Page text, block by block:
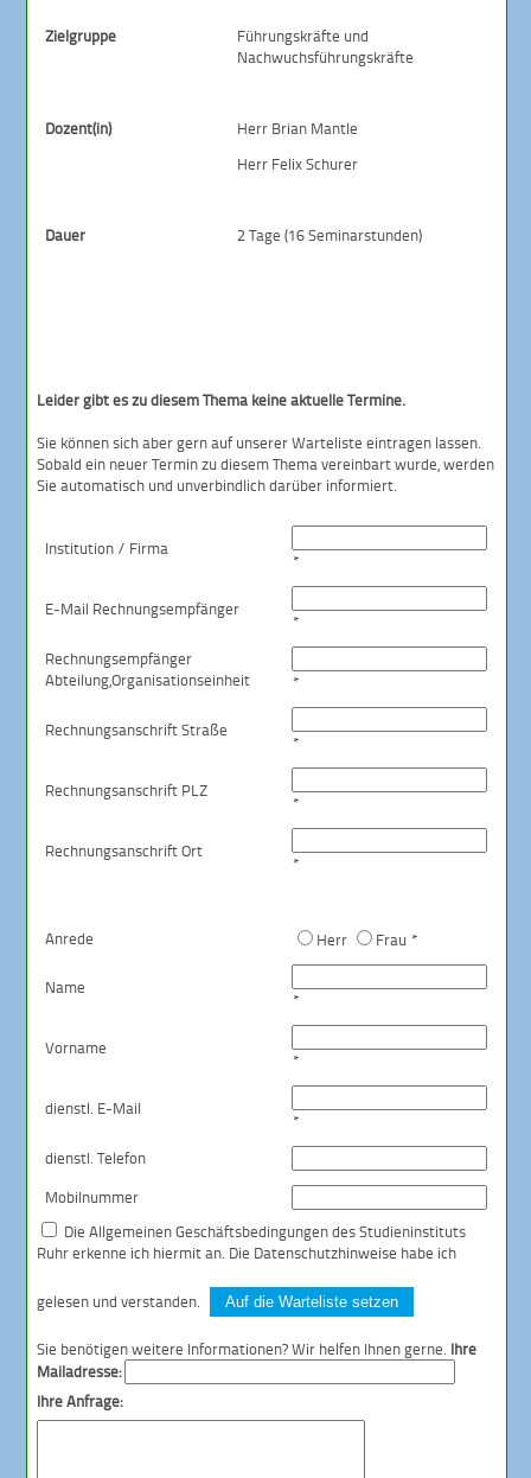
Zielgruppe
Führungskräfte und
Nachwuchsführungskräfte
Dozent(in)
Herr Brian Mantle
Herr Felix Schurer
Dauer 2 Tage (16 Seminarstunden)
Leider gibt es zu diesem Thema keine aktuelle Termine.
Sie können sich aber gern auf unserer Warteliste eintragen lassen.
Sobald ein neuer Termin zu diesem Thema vereinbart wurde, werden
Sie automatisch und unverbindlich darüber informiert.
Institution / Firma
*
E-Mail Rechnungsempfänger
*
Rechnungsempfänger
Abteilung,Organisationseinheit *
Rechnungsanschrift Straße
*
Rechnungsanschrift PLZ
*
Rechnungsanschrift Ort
*
Anrede Herr Frau *
Name
*
Vorname
*
dienstl. E-Mail
*
dienstl. Telefon
Mobilnummer
DieAllgemeinen Geschäftsbedingungendes Studieninstituts
Ruhr erkenne ich hiermit an. Die Datenschutzhinweise habe ich
gelesen und verstanden. Auf die Warteliste setzen
Sie benötigen weitere Informationen? Wir helfen Ihnen gerne. Ihre
Mailadresse:
Ihre Anfrage: